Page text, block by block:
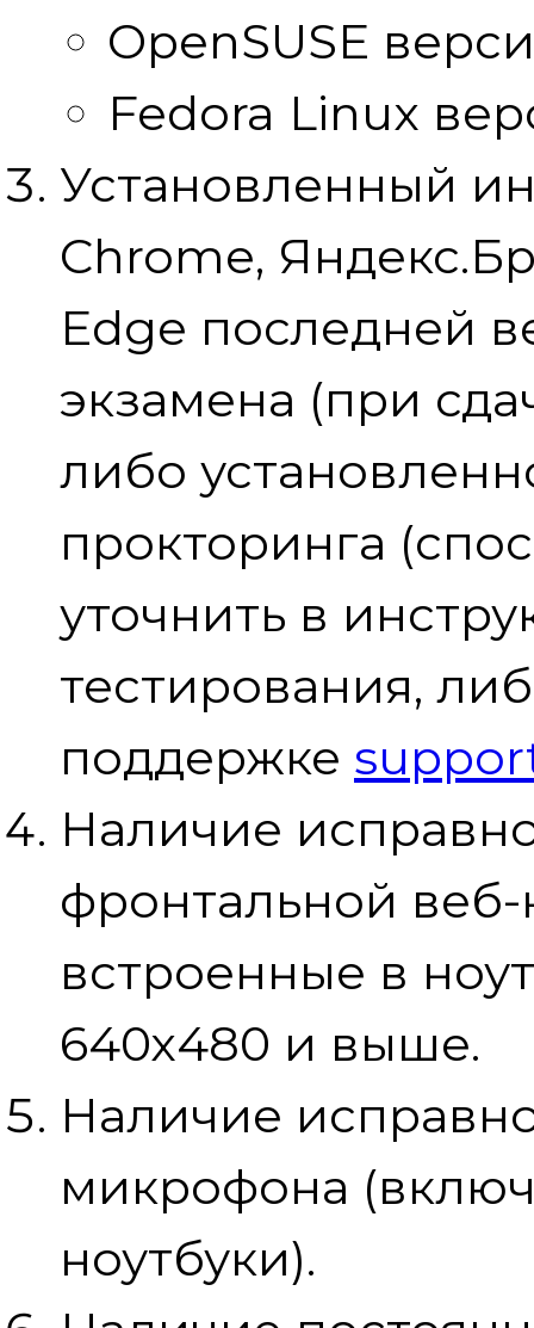
OpenSUSE
Fedora Linux
Установленный
Chrome,
Edge последней
экзамена (при
либо
прокторинга
уточнить в
тестирования,
поддержке
Наличие
фронтальной
встроенные в
640х480 и выше.
Наличие
микрофона
ноутбуки).